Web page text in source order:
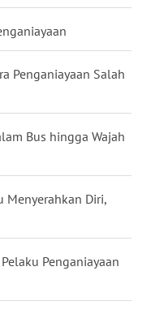
Penganiayaan Salah
Bus hingga Wajah
Menyerahkan Diri,
Penganiayaan